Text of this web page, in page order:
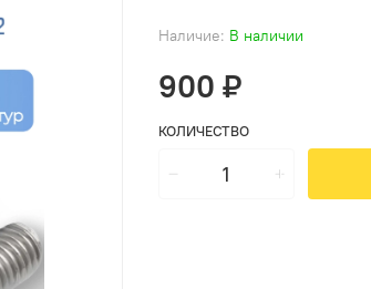
Наличие: В наличии
900 ₽
КОЛИЧЕСТВО